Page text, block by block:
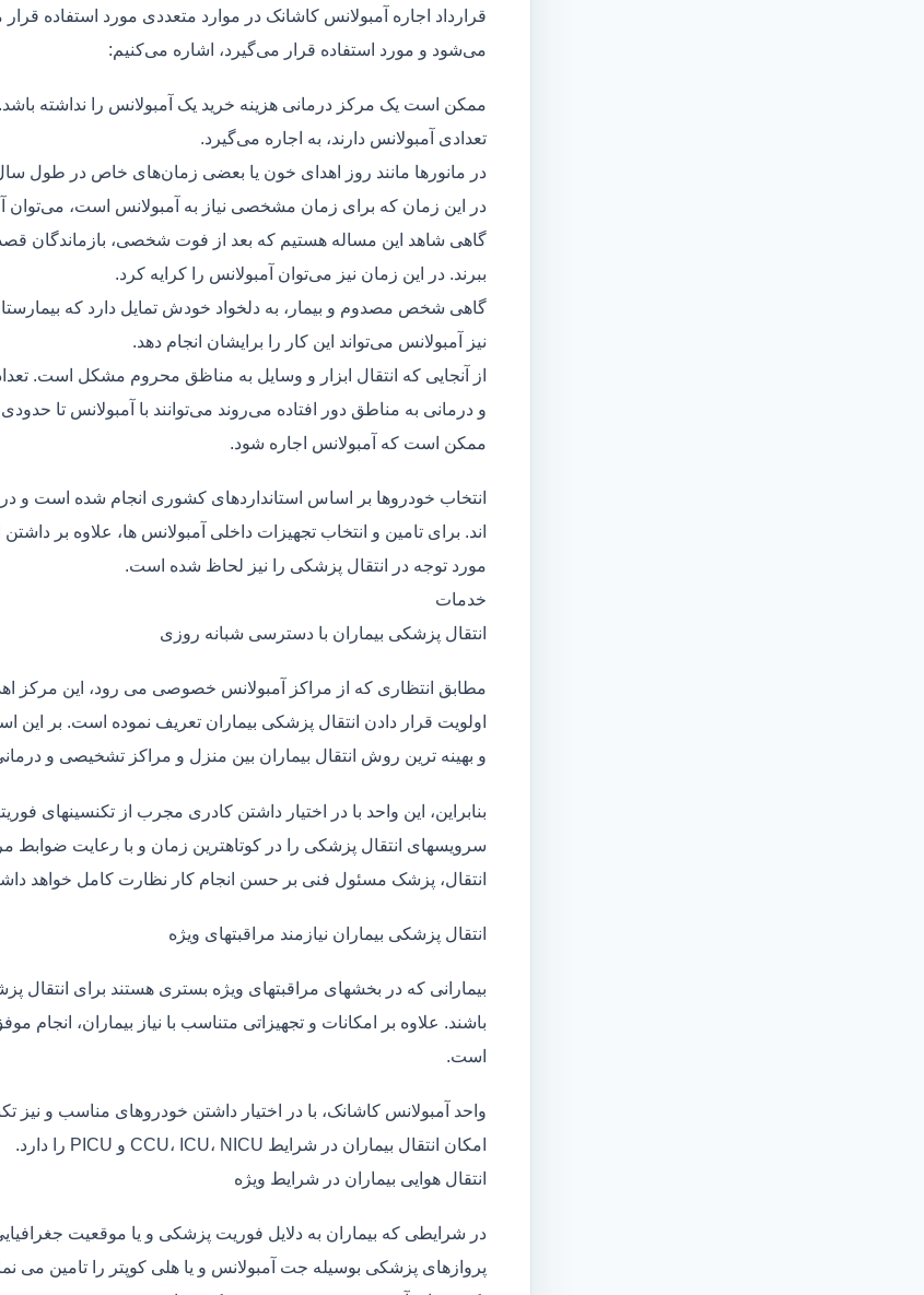
قرارداد اجاره آمبولانس کاشانک در موارد متعددی مورد استفاده
می‌شود و مورد استفاده قرار می‌گیرد، اشاره می‌کنیم:
ممکن است یک مرکز درمانی هزینه خرید یک آمبولانس را نداشته
تعدادی آمبولانس دارند، به اجاره می‌گیرد.
در مانور‌ها مانند روز اهدای خون یا بعضی زمان‌های خاص در طول
در این زمان که برای زمان مشخصی نیاز به آمبولانس است، می‌توان
گاهی شاهد این مساله هستیم که بعد از فوت شخصی، بازماندگان
ببرند. در این زمان نیز می‌توان آمبولانس را کرایه کرد.
گاهی شخص مصدوم و بیمار، به دلخواد خودش تمایل دارد که
نیز آمبولانس می‌تواند این کار را برایشان انجام دهد.
از آنجایی که انتقال ابزار و وسایل به مناظق محروم مشکل است.
و درمانی به مناطق دور افتاده می‌روند می‌توانند با آمبولانس تا
ممکن است که آمبولانس اجاره شود.
انتخاب خودروها بر اساس استانداردهای کشوری انجام شده است و
اند. برای تامین و انتخاب تجهیزات داخلی آمبولانس ها، علاوه بر
مورد توجه در انتقال پزشکی را نیز لحاظ شده است.
خدمات
انتقال پزشکی بیماران با دسترسی شبانه روزی
مطابق انتظاری که از مراکز آمبولانس خصوصی می رود، این مرکز
اولویت قرار دادن انتقال پزشکی بیماران تعریف نموده است. بر
و بهینه ترین روش انتقال بیماران بین منزل و مراکز تشخیصی و
بنابراین، این واحد با در اختیار داشتن کادری مجرب از تکنسینهای
سرویسهای انتقال پزشکی را در کوتاهترین زمان و با رعایت ضوابط
انتقال، پزشک مسئول فنی بر حسن انجام کار نظارت کامل خواهد
انتقال پزشکی بیماران نیازمند مراقبتهای ویژه
بیمارانی که در بخشهای مراقبتهای ویژه بستری هستند برای انتقال
باشند. علاوه بر امکانات و تجهیزاتی متناسب با نیاز بیماران،
است.
واحد آمبولانس کاشانک، با در اختیار داشتن خودروهای مناسب و
امکان انتقال بیماران در شرایط CCU، ICU، NICU و PICU را دارد.
انتقال هوایی بیماران در شرایط ویژه
در شرایطی که بیماران به دلایل فوریت پزشکی و یا موقعیت
پروازهای پزشکی بوسیله جت آمبولانس و یا هلی کوپتر را تامین می